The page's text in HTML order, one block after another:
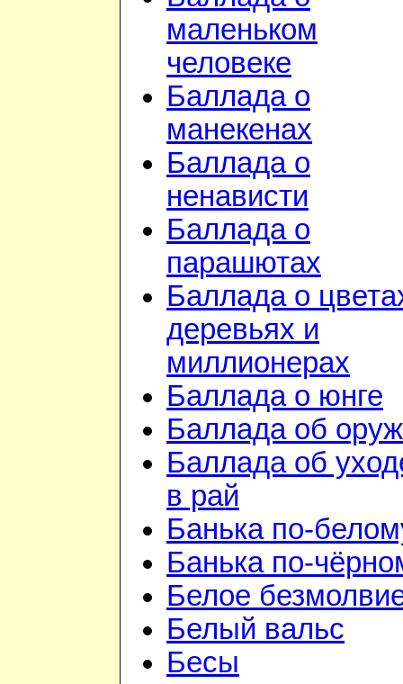
маленьком
человеке
Баллада о
манекенах
Баллада о
ненависти
Баллада о
парашютах
Баллада о
деревьях и
миллионерах
Баллада о юнге
Баллада об
Баллада об
в рай
Банька по-
Банька по-
Белое
Белый вальс
Бесы